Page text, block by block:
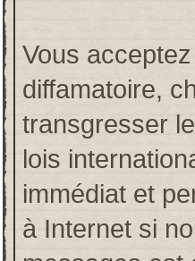
Vous
diffamatoire,
transgresser
lois
immédiat et
à Internet si